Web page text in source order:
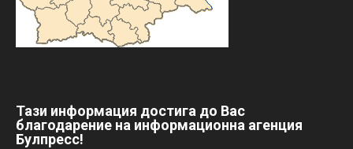
Тази информация достига до Вас
благодарение на информационна агенция
Булпресс!